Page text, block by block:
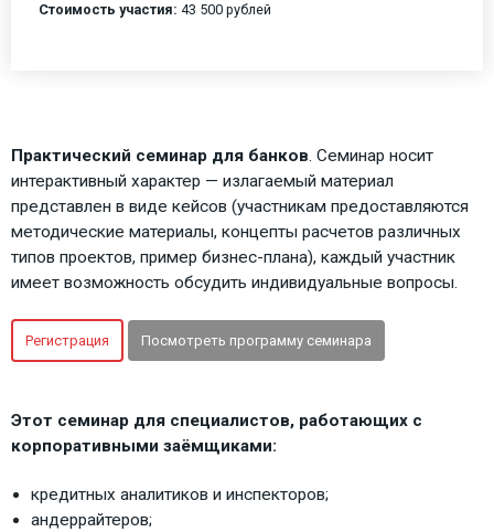
Стоимость участия: 43 500 рублей
Практический семинар для банков. Семинар носит
интерактивный характер — излагаемый материал
представлен в виде кейсов (участникам предоставляются
методические материалы, концепты расчетов различных
типов проектов, пример бизнес-плана), каждый участник
имеет возможность обсудить индивидуальные вопросы.
Регистрация Посмотреть программу семинара
Этот семинар для специалистов, работающих с
корпоративными заёмщиками:
кредитных аналитиков и инспекторов;
андеррайтеров;